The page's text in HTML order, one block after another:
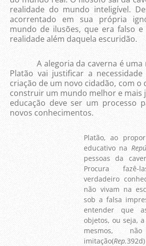
realidade do mundo inteligível.
acorrentado em sua própria
mundo de ilusões, que era falso
realidade além daquela escuridão.
A alegoria da caverna é uma
Platão vai justificar a
criação de um novo cidadão, com o
construir um mundo melhor e mais
educação deve ser um processo
novos conhecimentos.
Platão, ao
educativo na
pessoas da
Procura
verdadeiro
não vivam na
sob a falsa
entender que
objetos, ou seja,
mesmos,
imitação(Rep.